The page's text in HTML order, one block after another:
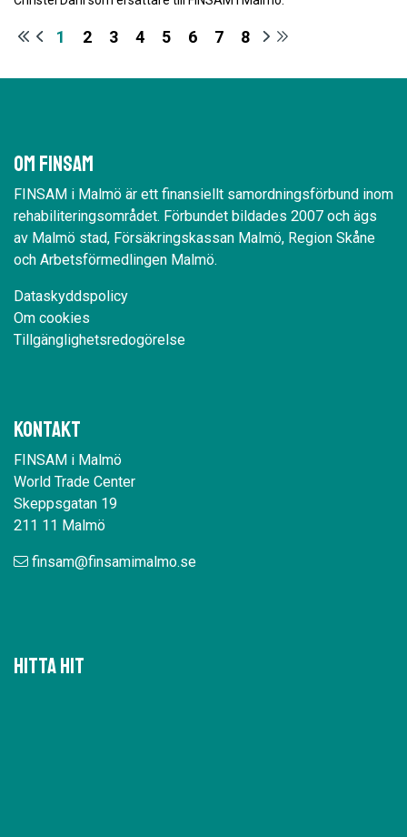
1 2 3 4 5 6 7 8
Om Finsam
FINSAM i Malmö är ett finansiellt samordningsförbund inom
rehabiliteringsområdet. Förbundet bildades 2007 och ägs
av Malmö stad, Försäkringskassan Malmö, Region Skåne
och Arbetsförmedlingen Malmö.
Dataskyddspolicy
Om cookies
Tillgänglighetsredogörelse
Kontakt
FINSAM i Malmö
World Trade Center
Skeppsgatan 19
211 11 Malmö
finsam@finsamimalmo.se
Hitta hit